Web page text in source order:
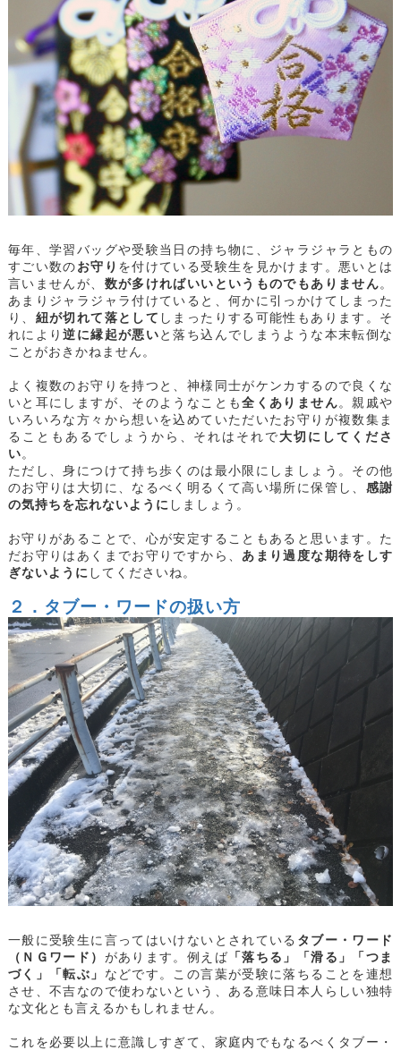
毎年、学習バッグや受験当日の持ち物に、ジャラジャラともの
すごい数の お守り を付けている受験生を見かけます。悪いとは
言いませんが、 数が多ければいいというものでもありません。
あまりジャラジャラ付けていると、何かに引っかけてしまった
り、 紐が切れて落として しまったりする可能性もあります。そ
れにより逆に縁起が悪い と落ち込んでしまうような本末転倒な
ことがおきかねません。
よく複数のお守りを持つと、神様同士がケンカするので良くな
いと耳にしますが、そのようなことも全くありません。親戚や
いろいろな方々から想いを込めていただいたお守りが複数集ま
ることもあるでしょうから、それはそれで 大切にしてくださ
い。
ただし、身につけて持ち歩くのは最小限にしましょう。その他
のお守りは大切に、なるべく明るくて高い場所に保管し、 感謝
の気持ちを忘れないように しましょう。
お守りがあることで、心が安定することもあると思います。た
だお守りはあくまでお守りですから、あまり過度な期待をしす
ぎないように してくださいね。
２．タブー・ワードの扱い方
一般に受験生に言ってはいけないとされている タブー・ワード
（ＮＧワード） があります。例えば 「落ちる」「滑る」「つま
づく」「転ぶ」 などです。この言葉が受験に落ちることを連想
させ、不吉なので使わないという、ある意味日本人らしい独特
な文化とも言えるかもしれません。
これを必要以上に意識しすぎて、家庭内でもなるべくタブー・